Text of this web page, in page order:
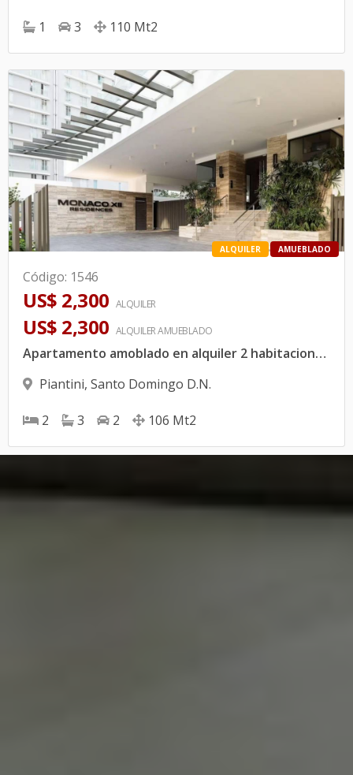
1 3 110 Mt2
ALQUILER AMUEBLADO
Código: 1546
US$ 2,300 ALQUILER
US$ 2,300 ALQUILERAMUEBLADO
Apartamento amoblado en alquiler 2 habitaciones | Monaco Residences XII, Piantini. Santo Domingo
Piantini, Santo Domingo D.N.
2 3 2 106 Mt2